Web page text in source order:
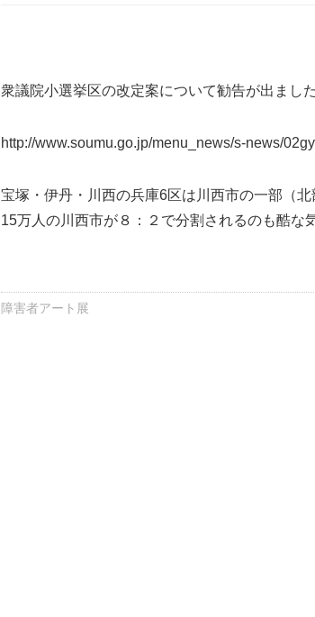
衆議院小選挙区の改定案について勧告が出ました
http://www.soumu.go.jp/menu_news/s-news/
宝塚・伊丹・川西の兵庫6区は川西市の一部（
15万人の川西市が８：２で分割されるのも酷な
障害者アート展